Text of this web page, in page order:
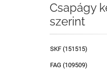
Csapágy
szerint
SKF (151515)
FAG (109509)